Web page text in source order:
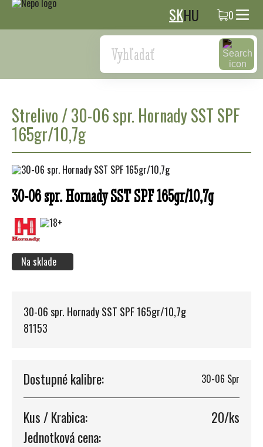
SKHU 0
Search
Strelivo/30-06 spr. Hornady SST SPF
165gr/10,7g
30-06 spr. Hornady SST SPF 165gr/10,7g
Na sklade
30-06 spr. Hornady SST SPF 165gr/10,7g
81153
Dostupné kalibre: 30-06 Spr
Kus / Krabica:
20/ks
Jednotková cena: